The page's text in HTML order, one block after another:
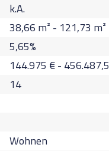
k.A.
38,66 m² - 121,73 m²
5,65%
144.975 €- 456.487,5
14
Wohnen